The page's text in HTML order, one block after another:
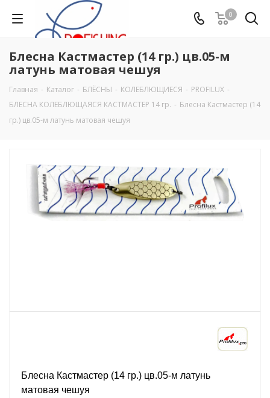
0
Блесна Кастмастер (14 гр.) цв.05-м
латунь матовая чешуя
Главная - Каталог - БЛЁСНЫ - КОЛЕБЛЮЩИЕСЯ - PROFILUX -
БЛЕСНА КОЛЕБЛЮЩАЯСЯ КАСТМАСТЕР 14 гр. - Блесна Кастмастер (14
гр.) цв.05-м латунь матовая чешуя
Блесна Кастмастер (14 гр.) цв.05-м латунь
матовая чешуя